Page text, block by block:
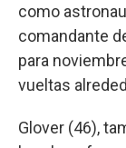
como
comandante
para
vueltas
Glover (46),